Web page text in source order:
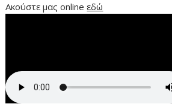
Ακούστε μας onlineεδώ